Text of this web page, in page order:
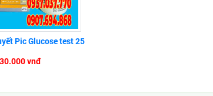
Pic Glucose test 25
vnđ